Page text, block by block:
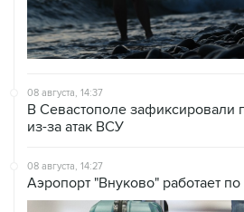
08 августа, 14:37
В Севастополе зафиксировали
из-за атак ВСУ
08 августа, 14:27
Аэропорт "Внуково" работает